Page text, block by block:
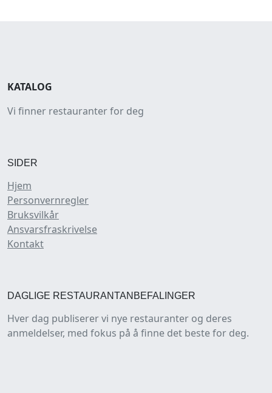
KATALOG
Vi finner restauranter for deg
SIDER
Hjem
Personvernregler
Bruksvilkår
Ansvarsfraskrivelse
Kontakt
DAGLIGE RESTAURANTANBEFALINGER
Hver dag publiserer vi nye restauranter og deres
anmeldelser, med fokus på å finne det beste for deg.